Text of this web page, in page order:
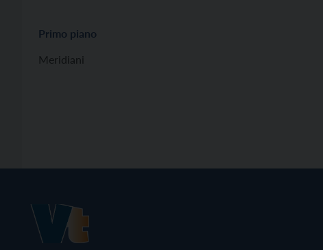
Primo piano
Meridiani